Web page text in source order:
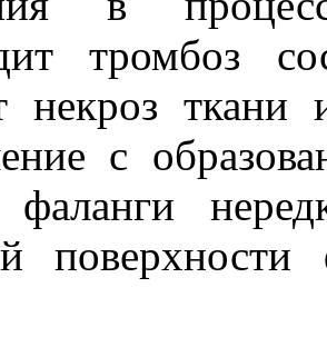
тромбоз
некроз
с
фаланги